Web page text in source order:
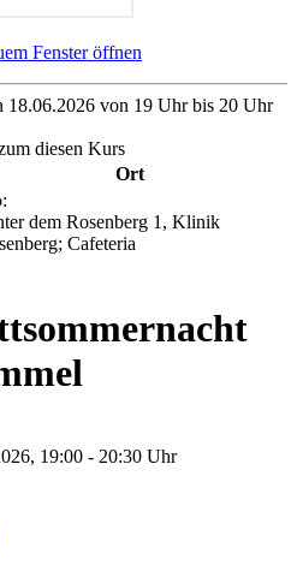
Fenster öffnen
18.06.2026 von 19 Uhr bis 20 Uhr
diesen Kurs
Ort
dem Rosenberg 1, Klinik
Cafeteria
19:00 - 20:30 Uhr